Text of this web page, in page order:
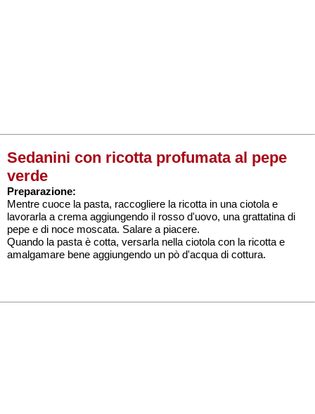
Sedanini con ricotta profumata al pepe
verde
Preparazione:
Mentre cuoce la pasta, raccogliere la ricotta in una ciotola e
lavorarla a crema aggiungendo il rosso d'uovo, una grattatina di
pepe e di noce moscata. Salare a piacere.
Quando la pasta è cotta, versarla nella ciotola con la ricotta e
amalgamare bene aggiungendo un pò d'acqua di cottura.